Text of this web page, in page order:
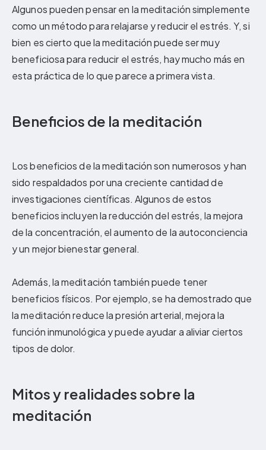
Algunos pueden pensar en la meditación simplemente
como un método para relajarse y reducir el estrés. Y, si
bien es cierto que la meditación puede ser muy
beneficiosa para reducir el estrés, hay mucho más en
esta práctica de lo que parece a primera vista.
Beneficios de la meditación
Los beneficios de la meditación son numerosos y han
sido respaldados por una creciente cantidad de
investigaciones científicas. Algunos de estos
beneficios incluyen la reducción del estrés, la mejora
de la concentración, el aumento de la autoconciencia
y un mejor bienestar general.
Además, la meditación también puede tener
beneficios físicos. Por ejemplo, se ha demostrado que
la meditación reduce la presión arterial, mejora la
función inmunológica y puede ayudar a aliviar ciertos
tipos de dolor.
Mitos y realidades sobre la
meditación